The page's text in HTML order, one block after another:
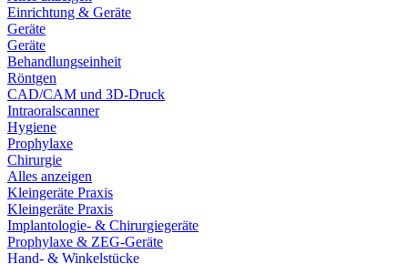
Einrichtung & Geräte
Geräte
Geräte
Behandlungseinheit
Röntgen
CAD/CAM und 3D-Druck
Intraoralscanner
Hygiene
Prophylaxe
Chirurgie
Alles anzeigen
Kleingeräte Praxis
Kleingeräte Praxis
Implantologie- & Chirurgiegeräte
Prophylaxe & ZEG-Geräte
Hand- & Winkelstücke